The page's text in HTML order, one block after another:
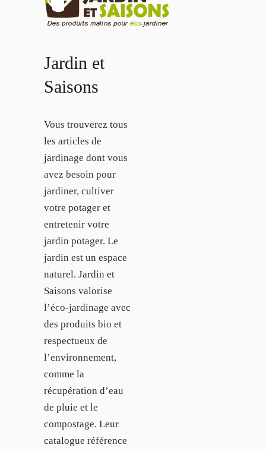
Jardin et
Saisons
Vous trouverez tous
les articles de
jardinage dont vous
avez besoin pour
jardiner, cultiver
votre potager et
entretenir votre
jardin potager. Le
jardin est un espace
naturel. Jardin et
Saisons valorise
l’éco-jardinage avec
des produits bio et
respectueux de
l’environnement,
comme la
récupération d’eau
de pluie et le
compostage. Leur
catalogue référence